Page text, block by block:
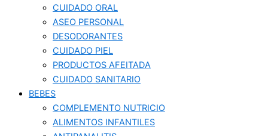
CUIDADO ORAL
ASEO PERSONAL
DESODORANTES
CUIDADO PIEL
PRODUCTOS AFEITADA
CUIDADO SANITARIO
BEBES
COMPLEMENTO NUTRICIO
ALIMENTOS INFANTILES